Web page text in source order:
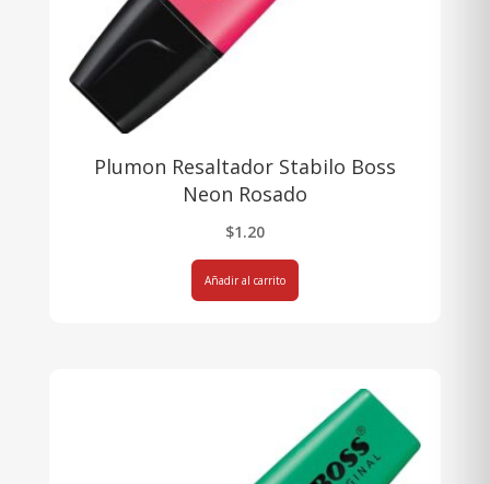
Plumon Resaltador Stabilo Boss
Neon Rosado
$1.20
Añadir al carrito